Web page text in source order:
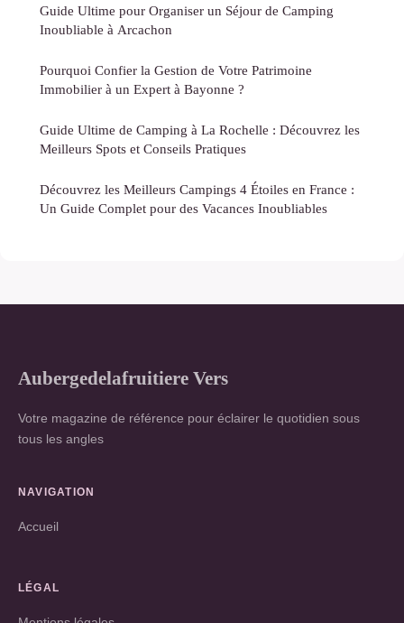
Guide Ultime pour Organiser un Séjour de Camping
Inoubliable à Arcachon
Pourquoi Confier la Gestion de Votre Patrimoine
Immobilier à un Expert à Bayonne ?
Guide Ultime de Camping à La Rochelle : Découvrez les
Meilleurs Spots et Conseils Pratiques
Découvrez les Meilleurs Campings 4 Étoiles en France :
Un Guide Complet pour des Vacances Inoubliables
Aubergedelafruitiere Vers
Votre magazine de référence pour éclairer le quotidien sous
tous les angles
NAVIGATION
Accueil
LÉGAL